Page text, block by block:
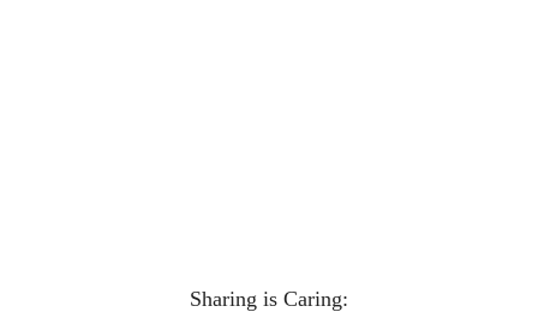
Sharing is Caring: